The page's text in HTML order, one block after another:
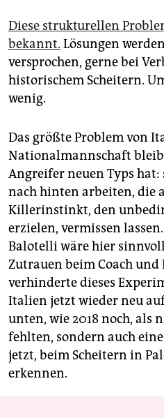
Diese strukturellen
bekannt. Lösungen
versprochen, gerne bei
historischem Scheitern.
wenig.
Das größte Problem von
Nationalmannschaft
Angreifer neuen Typs
nach hinten arbeiten, die
Killerinstinkt, den
erzielen, vermissen
Balotelli wäre hier
Zutrauen beim Coach und
verhinderte dieses
Italien jetzt wieder neu
unten, wie 2018 noch, als
fehlten, sondern auch
jetzt, beim Scheitern in
erkennen.